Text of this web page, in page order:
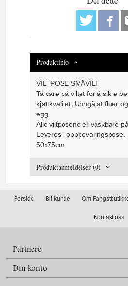
Produktinfo
VILTPOSE SMÅVILT
Ta vare på viltet for å sikre
kjøttkvalitet. Unngå at fluer
egg.
Alle viltposene er vaskbare
Leveres i oppbevaringspose.
50x75cm
Produktanmeldelser (0)
Forside Bli kunde Om
Kontakt oss
Partnere
Din konto